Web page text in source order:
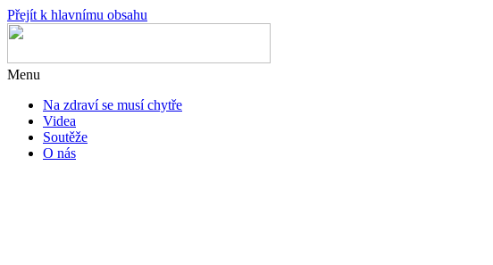
Přejít k hlavnímu obsahu
Menu
Na zdraví se musí chytře
Videa
Soutěže
O nás